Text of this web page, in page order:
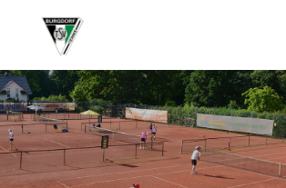
Startseite
Neues vom